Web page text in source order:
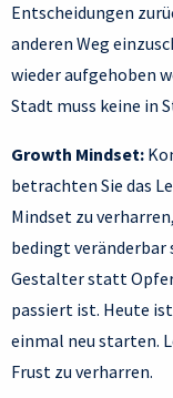
Entscheidungen
anderen Weg
wieder aufgehoben
Stadt muss keine in
Growth Mindset:
betrachten Sie das
Mindset zu
bedingt veränderbar
Gestalter statt Opfer
passiert ist. Heute
einmal neu starten.
Frust zu verharren.